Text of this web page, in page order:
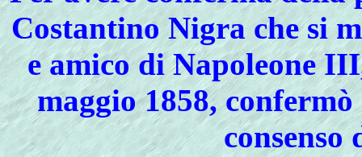
Costantino Nigra che si
e amico di Napoleone
maggio 1858,
consenso